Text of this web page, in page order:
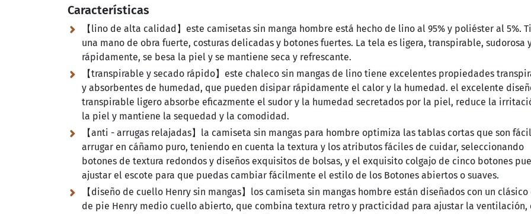
Características
【lino de alta calidad】este camisetas sin manga hombre está hecho de lino al 95% y poliéster al 5%.
una mano de obra fuerte, costuras delicadas y botones fuertes. La tela es ligera, transpirable, sudorosa
rápidamente, se besa la piel y se mantiene seca y refrescante.
【transpirable y secado rápido】este chaleco sin mangas de lino tiene excelentes propiedades
y absorbentes de humedad, que pueden disipar rápidamente el calor y la humedad. el excelente
transpirable ligero absorbe eficazmente el sudor y la humedad secretados por la piel, reduce la
la piel y mantiene la sequedad y la comodidad.
【anti - arrugas relajadas】la camiseta sin mangas para hombre optimiza las tablas cortas que son
arrugar en cáñamo puro, teniendo en cuenta la textura y los atributos fáciles de cuidar, seleccionando
botones de textura redondos y diseños exquisitos de bolsas, y el exquisito colgajo de cinco botones
ajustar el escote para que puedas cambiar fácilmente el estilo de los Botones abiertos o suaves.
【diseño de cuello Henry sin mangas】los camiseta sin mangas hombre están diseñados con un
de pie Henry medio cuello abierto, que combina textura retro y practicidad para ajustar la ventilación,